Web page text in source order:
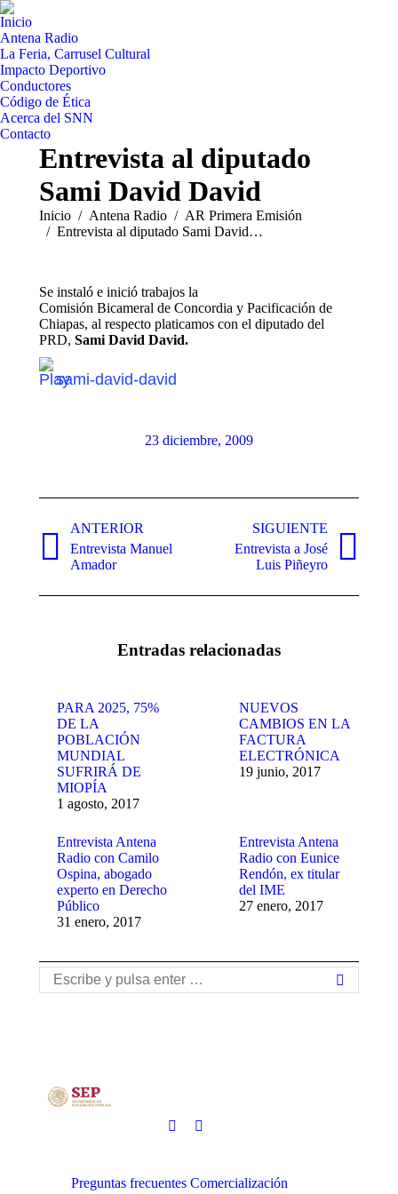
Inicio
Antena Radio
La Feria, Carrusel Cultural
Impacto Deportivo
Conductores
Código de Ética
Acerca del SNN
Contacto
Entrevista al diputado
Sami David David
Estás aquí:
Inicio Antena Radio
AR Primera Emisión
Entrevista al diputado Sami David…
Se instaló e inició trabajos la
Comisión Bicameral de Concordia y Pacificación de
Chiapas, al respecto platicamos con el diputado del
PRD, Sami David David.
sami-david-david
23 diciembre, 2009
entre
publicaciones
ANTERIOR
Publicación
anterior:
Entrevista Manuel
Amador
SIGUIENTE
Publicación
siguiente:
Entrevista a José
Luis Piñeyro
Entradas relacionadas
PARA 2025, 75%
DE LA
POBLACIÓN
MUNDIAL
SUFRIRÁ DE
MIOPÍA
1 agosto, 2017
NUEVOS
CAMBIOS EN LA
FACTURA
ELECTRÓNICA
19 junio, 2017
Entrevista Antena
Radio con Camilo
Ospina, abogado
experto en Derecho
Público
31 enero, 2017
Entrevista Antena
Radio con Eunice
Rendón, ex titular
del IME
27 enero, 2017
Buscar:
Preguntas frecuentes Comercialización